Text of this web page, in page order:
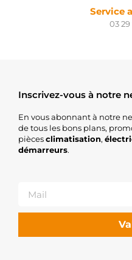
Service
03 29
Inscrivez-vous à notre
En vous abonnant à notre
de tous les bons plans,
piècesclimatisation,
démarreurs.